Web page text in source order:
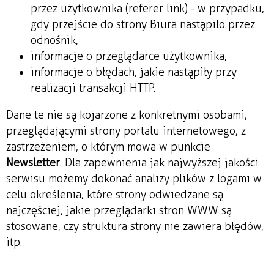
przez użytkownika (referer link) - w przypadku,
gdy przejście do strony Biura nastąpiło przez
odnośnik,
informacje o przeglądarce użytkownika,
informacje o błędach, jakie nastąpiły przy
realizacji transakcji HTTP.
Dane te nie są kojarzone z konkretnymi osobami,
przeglądającymi strony portalu internetowego, z
zastrzeżeniem, o którym mowa w punkcie
Newsletter. Dla zapewnienia jak najwyższej jakości
serwisu możemy dokonać analizy plików z logami w
celu określenia, które strony odwiedzane są
najczęściej, jakie przeglądarki stron WWW są
stosowane, czy struktura strony nie zawiera błędów,
itp.